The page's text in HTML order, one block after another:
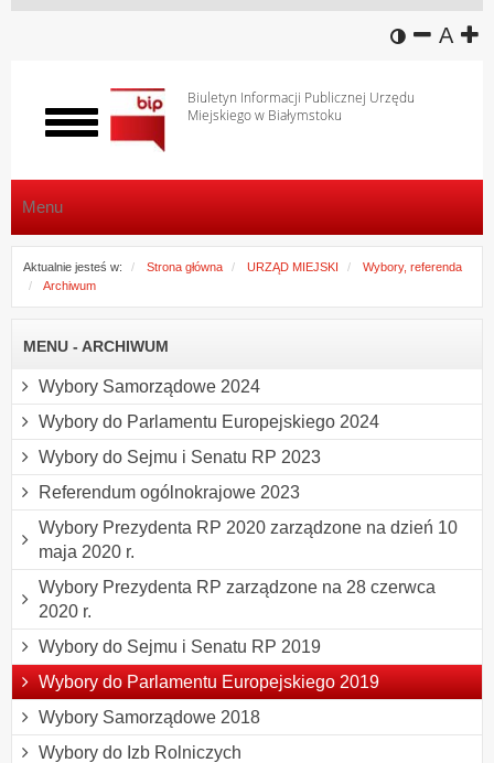
wersja
A
Biuletyn Informacji Publicznej Urzędu
Miejskiego w Białymstoku
Włącz
menu
Menu
Aktualnie jesteś w: Strona główna URZĄD MIEJSKI
Wybory, referenda
Archiwum
MENU - ARCHIWUM
Wybory Samorządowe 2024
Wybory do Parlamentu Europejskiego 2024
Wybory do Sejmu i Senatu RP 2023
Referendum ogólnokrajowe 2023
Wybory Prezydenta RP 2020 zarządzone na dzień 10
maja 2020 r.
Wybory Prezydenta RP zarządzone na 28 czerwca
2020 r.
Wybory do Sejmu i Senatu RP 2019
Wybory do Parlamentu Europejskiego 2019
Wybory Samorządowe 2018
Wybory do Izb Rolniczych